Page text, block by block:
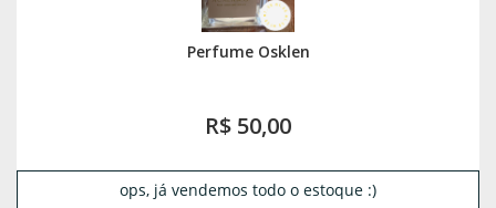
Perfume Osklen
R$ 50,00
ops, já vendemos todo o estoque :)